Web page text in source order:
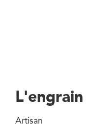
L'engrain
Artisan